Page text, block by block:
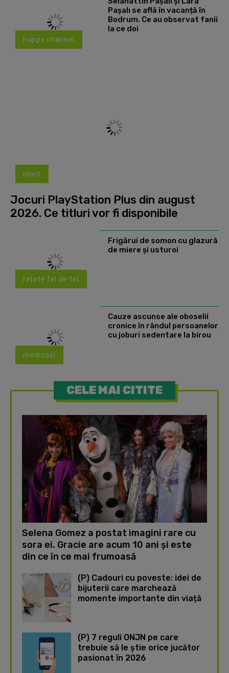
happy channel
Paşalı se află în vacanță în
Bodrum. Ce au observat fanii
la ce doi
useit
Jocuri PlayStation Plus din august
2026. Ce titluri vor fi disponibile
rețete fel de fel
Frigărui de somon cu glazură
de miere și usturoi
medicool
Cauze ascunse ale oboselii
cronice în rândul persoanelor
cu joburi sedentare la birou
CELE MAI CITITE
Selena Gomez a postat imagini rare cu
sora ei. Gracie are acum 10 ani și este
din ce în ce mai frumoasă
(P) Cadouri cu poveste: idei de
bijuterii care marchează
momente importante din viață
(P) 7 reguli ONJN pe care
trebuie să le știe orice jucător
pasionat în 2026